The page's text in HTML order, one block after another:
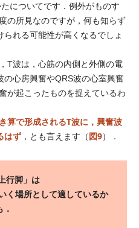
についてです．例外がものす
の所見なのですが，何も知らず
れる可能性が高くなるでしょ
T波は，心筋の内側と外側の電
心房興奮やQRS波の心室興奮
が起こったものを捉えているわ
算で形成されるT波に，興奮波
はず ，とも言えます（図9）．
行脚」は
く場所として適しているか
．